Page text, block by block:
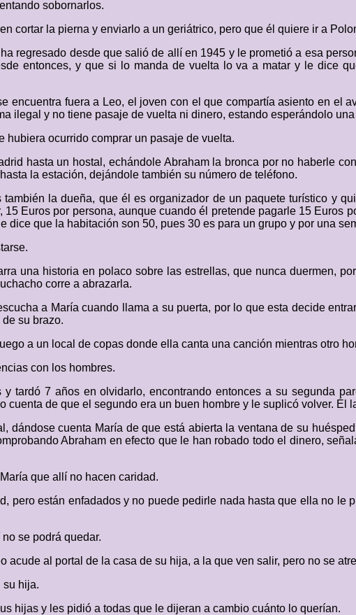
sobornarlos.
cortar la pierna y enviarlo a un geriátrico, pero que él quiere ir a
regresado desde que salió de allí en 1945 y le prometió a esa
entonces, y que si lo manda de vuelta lo va a matar y le dice
encuentra fuera a Leo, el joven con el que compartía asiento en el
ilegal y no tiene pasaje de vuelta ni dinero, estando esperándolo
hubiera ocurrido comprar un pasaje de vuelta.
hasta un hostal, echándole Abraham la bronca por no haberle
la estación, dejándole también su número de teléfono.
la dueña, que él es organizador de un paquete turístico y
Euros por persona, aunque cuando él pretende pagarle 15 Euros
dice que la habitación son 50, pues 30 es para un grupo y por una
una historia en polaco sobre las estrellas, que nunca duermen,
corre a abrazarla.
a María cuando llama a su puerta, por lo que esta decide
su brazo.
a un local de copas donde ella canta una canción mientras otro
con los hombres.
tardó 7 años en olvidarlo, encontrando entonces a su segunda
de que el segundo era un buen hombre y le suplicó volver. Él
dándose cuenta María de que está abierta la ventana de su
Abraham en efecto que le han robado todo el dinero,
que allí no hacen caridad.
pero están enfadados y no puede pedirle nada hasta que ella no le
se podrá quedar.
acude al portal de la casa de su hija, a la que ven salir, pero no se
su hija.
hijas y les pidió a todas que le dijeran a cambio cuánto lo querían.